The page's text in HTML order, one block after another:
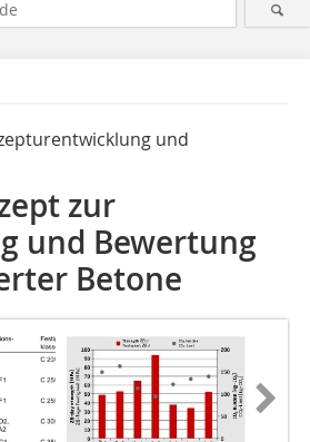
und
zur
und Bewertung
Betone